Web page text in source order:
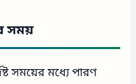
সময়
সময়ের মধ্যে পারণ